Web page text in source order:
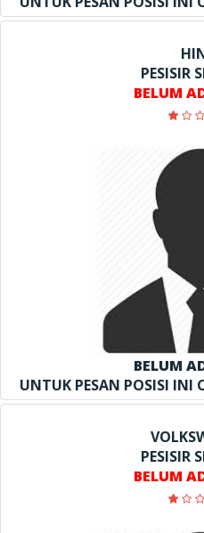
PESISIR
BELUM
BELUM
UNTUK PESAN POSISI INI
PESISIR
BELUM